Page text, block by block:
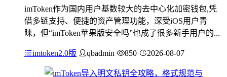
imToken作为国内用户基数较大的去中心化加密钱包,凭
借多链支持、便捷的资产管理功能，深受iOS用户青
睐，但“imToken苹果版安全吗”也成了很多新手用户的...
imtoken2.0版 qbadmin 850 2026-08-07